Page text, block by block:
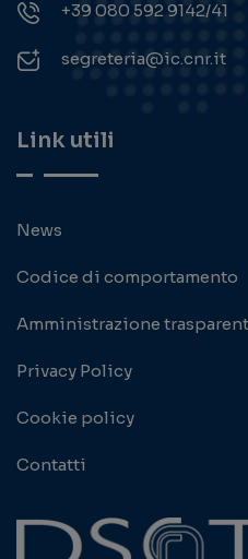
+39 080 592 9142/41
segreteria@ic.cnr.it
Link utili
News
Codice di comportamento
Amministrazione
Privacy Policy
Cookie policy
Contatti